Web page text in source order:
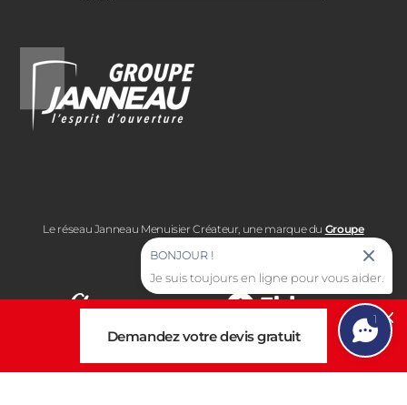
Le réseau Janneau Menuisier Créateur, une marque du Groupe
Janneau
4.7 /5 4.6 /5
Demandez votre devis gratuit
1
BONJOUR !
Je suis toujours en ligne pour vous aider.